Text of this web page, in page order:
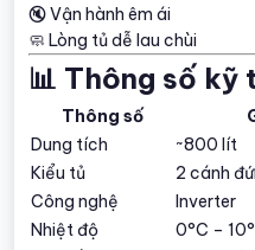
🔇 Vận hành êm ái
🧼 Lòng tủ dễ lau chùi
📊 Thông số
Thông số
Dung tích
~800 lít
Kiểu tủ
2 cánh
Công nghệ
Inverter
Nhiệt độ
0°C –